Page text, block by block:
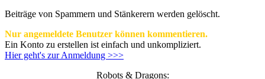
Beiträge von Spammern und Stänkerern werden gelöscht.
Nur angemeldete Benutzer können kommentieren.
Ein Konto zu erstellen ist einfach und unkompliziert.
Hier geht's zur Anmeldung >>>
Robots & Dragons: